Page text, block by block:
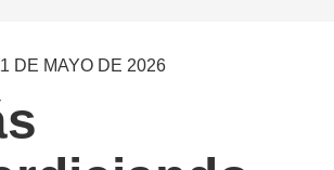
DE MAYO DE 2026